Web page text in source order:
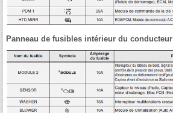
Panneau de fusibles intérieur du conducteur